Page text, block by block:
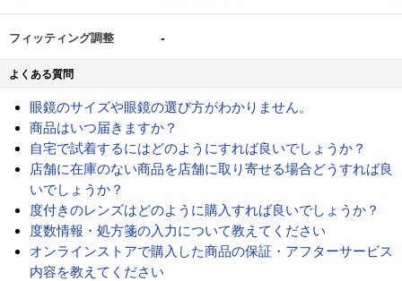
フィッティング調整 -
よくある質問
眼鏡のサイズや眼鏡の選び方がわかりません。
商品はいつ届きますか？
自宅で試着するにはどのようにすれば良いでしょうか？
店舗に在庫のない商品を店舗に取り寄せる場合どうすれば良
いでしょうか？
度付きのレンズはどのように購入すれば良いでしょうか？
度数情報・処方箋の入力について教えてください
オンラインストアで購入した商品の保証・アフターサービス
内容を教えてください